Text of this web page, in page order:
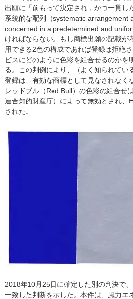
出願に「前もって決定され，かつ一貫し
系統的な配列（systematic arrangement
concerned in a predetermined and
ければならない。もし商標出願の記載が
用できる2色の構成であれば登録は拒絶
ビスにどのように色彩を組合せるのかを
る。この判例により、（よく知られてい
登録は、有効な商標として見なされなく
レッドブル（Red Bull）の色彩の組合せ
連合知的財産庁）によって無効とされ、
された。
2018年10月25日に確定した別の判決で
一致した判断を示した。本件は、風力エ